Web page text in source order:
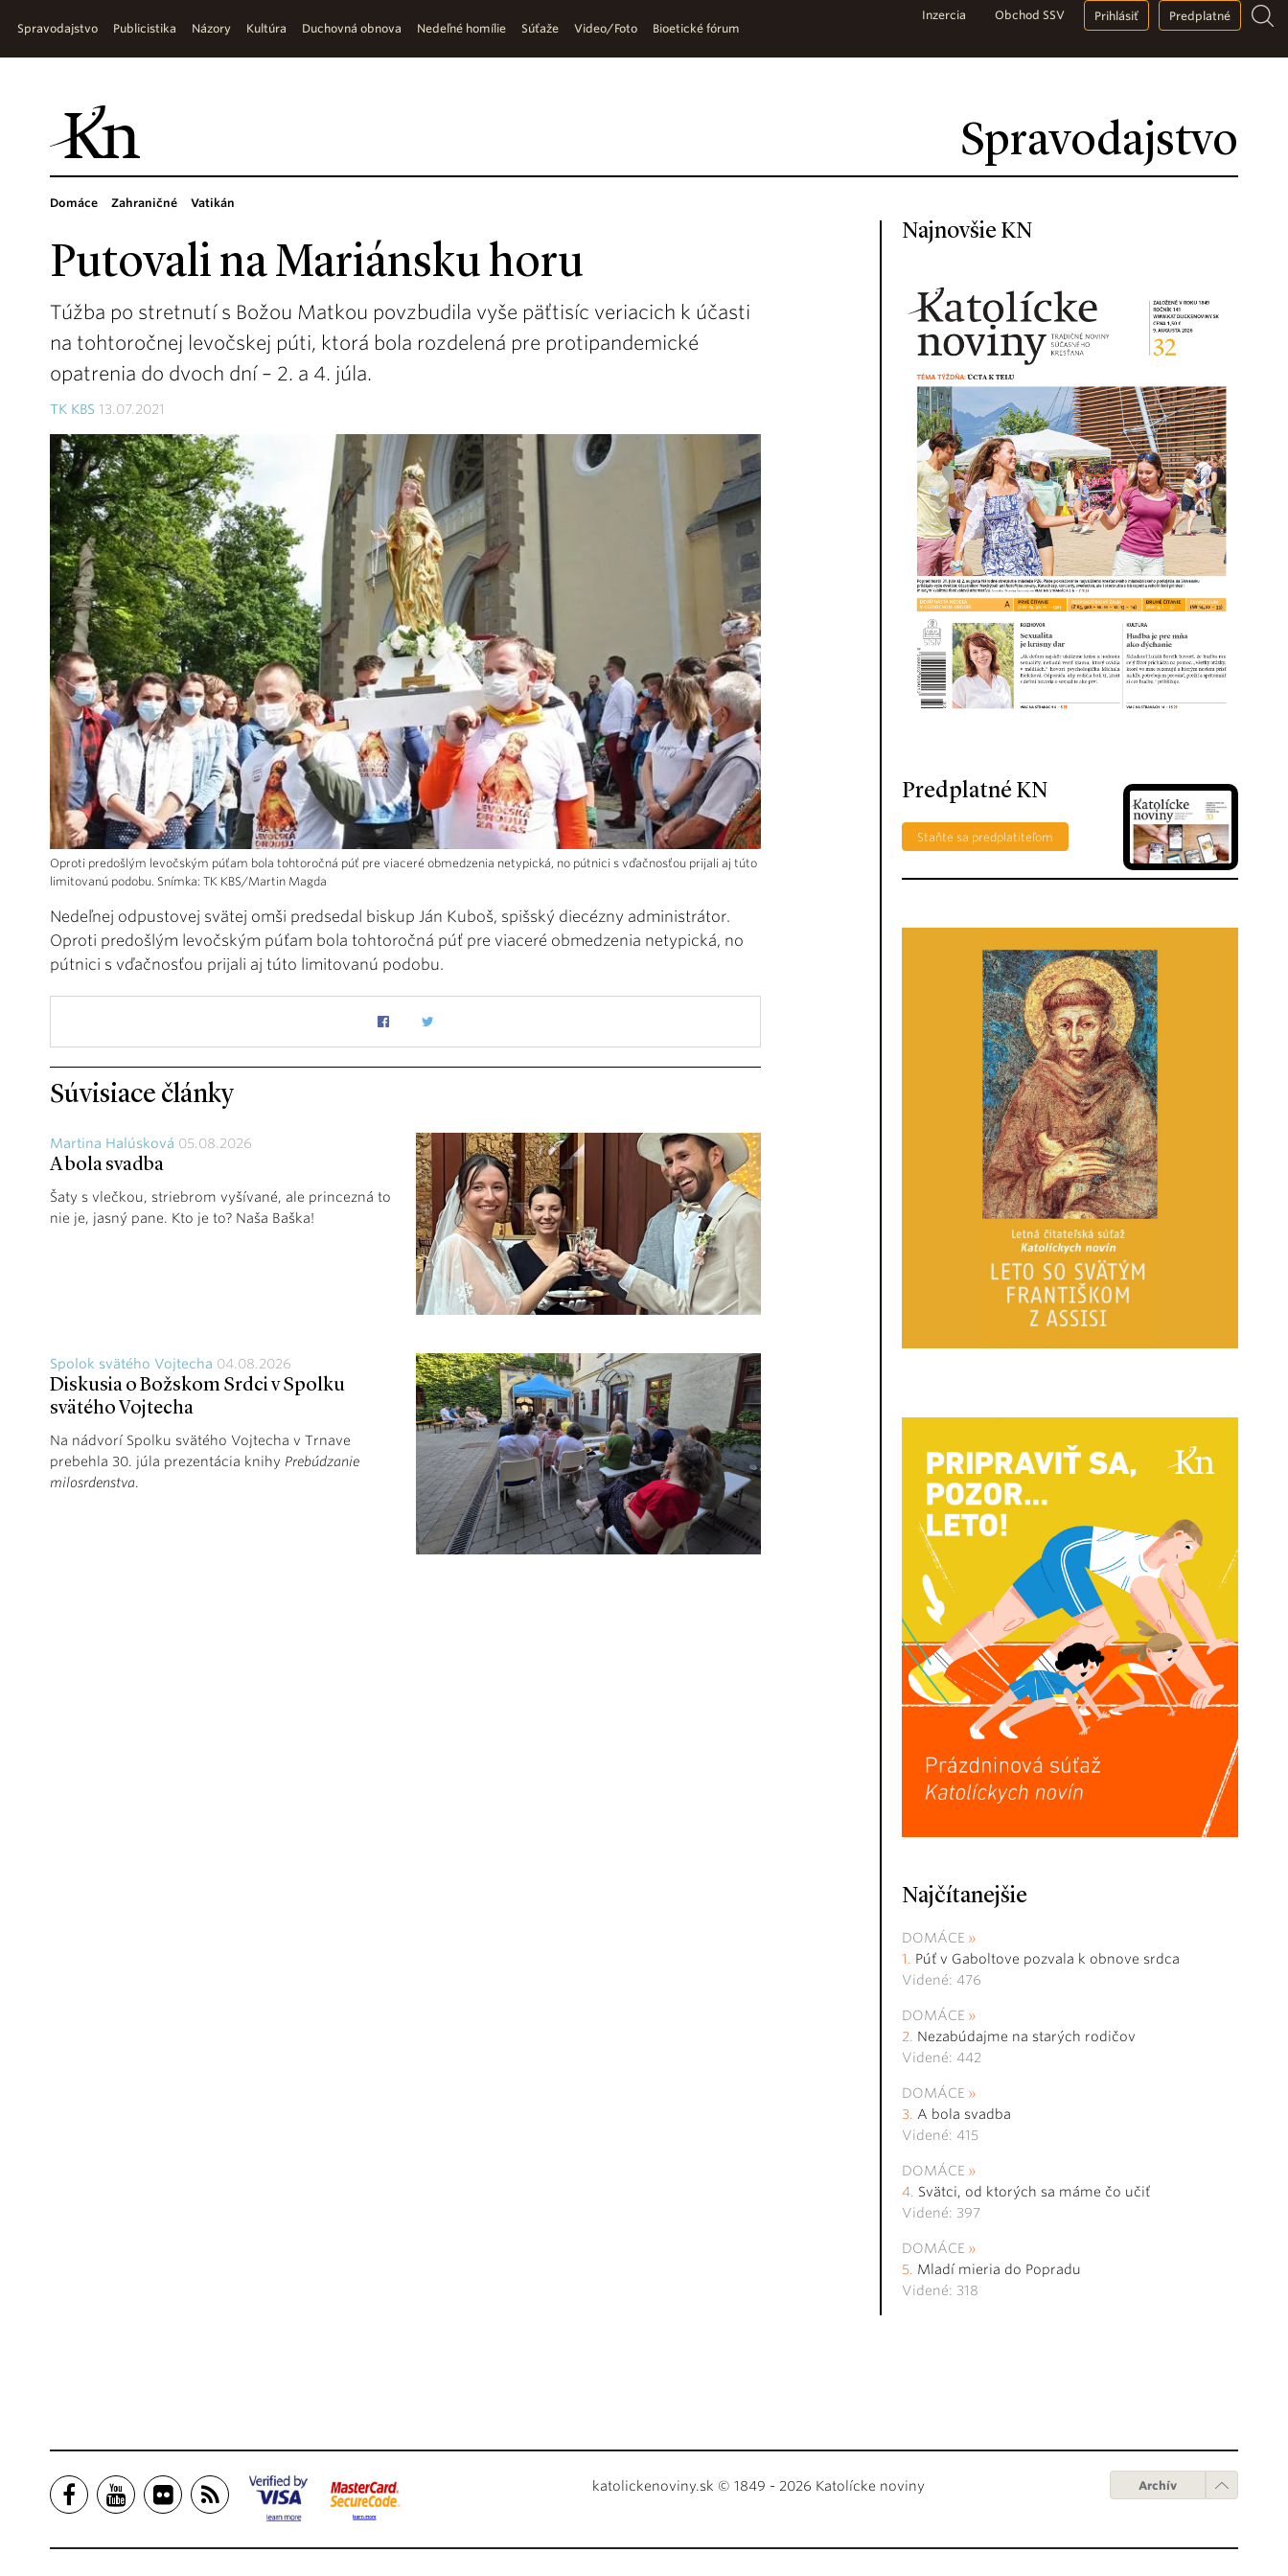
Spravodajstvo
Spravodajstvo Publicistika Názory Kultúra Duchovná obnova Nedeľné homílie Súťaže Video/Foto Bioetické fórum
Inzercia Obchod SSV Prihlásiť Predplatné
Domáce Zahraničné Vatikán
Putovali na Mariánsku horu
Túžba po stretnutí s Božou Matkou povzbudila vyše päťtisíc veriacich k účasti
na tohtoročnej levočskej púti, ktorá bola rozdelená pre protipandemické
opatrenia do dvoch dní – 2. a 4. júla.
TK KBS 13.07.2021
Oproti predošlým levočským púťam bola tohtoročná púť pre viaceré obmedzenia netypická, no pútnici s vďačnosťou prijali aj túto
limitovanú podobu. Snímka: TK KBS/Martin Magda
Nedeľnej odpustovej svätej omši predsedal biskup Ján Kuboš, spišský diecézny administrátor.
Oproti predošlým levočským púťam bola tohtoročná púť pre viaceré obmedzenia netypická, no
pútnici s vďačnosťou prijali aj túto limitovanú podobu.
Súvisiace články
Martina Halúsková 05.08.2026
A bola svadba
Šaty s vlečkou, striebrom vyšívané, ale princezná to
nie je, jasný pane. Kto je to? Naša Baška!
Spolok svätého Vojtecha 04.08.2026
Diskusia o Božskom Srdci v Spolku
svätého Vojtecha
Na nádvorí Spolku svätého Vojtecha v Trnave
prebehla 30. júla prezentácia knihy Prebúdzanie
milosrdenstva.
Najnovšie KN
Predplatné KN
Staňte sa predplatiteľom
Najčítanejšie
DOMÁCE
Púť v Gaboltove pozvala k obnove srdca
Videné: 476
DOMÁCE
Nezabúdajme na starých rodičov
Videné: 442
DOMÁCE
A bola svadba
Videné: 415
DOMÁCE
Svätci, od ktorých sa máme čo učiť
Videné: 397
DOMÁCE
Mladí mieria do Popradu
Videné: 318
katolickenoviny.sk © 1849 - 2026 Katolícke noviny Archív